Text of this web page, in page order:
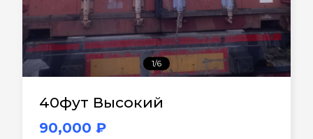
1/6
40фут Высокий
90,000 ₽